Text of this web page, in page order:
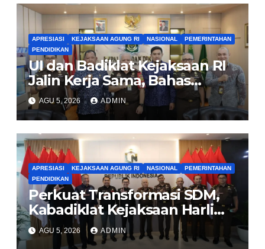
APRESIASI KEJAKSAAN AGUNG RI NASIONAL
PEMERINTAHAN
PENDIDIKAN
UI dan Badiklat Kejaksaan RI
Jalin Kerja Sama, Bahas
Pembentukan Pusat Studi
Kajian Kejaksaan
AGU 5, 2026 ADMIN
APRESIASI KEJAKSAAN AGUNG RI NASIONAL
PEMERINTAHAN
PENDIDIKAN
Perkuat Transformasi SDM,
Kabadiklat Kejaksaan Harli
Siregar Jalin Sinergi dengan
LAN RI
AGU 5, 2026 ADMIN